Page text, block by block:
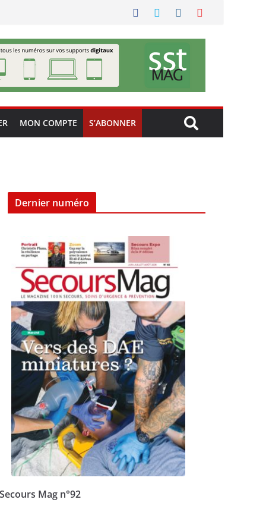
MON COMPTE S’ABONNER
Dernier numéro
Secours Mag n°92